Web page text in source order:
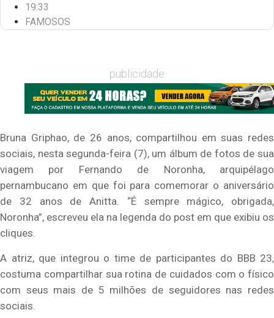
19:33
FAMOSOS
publicidade
Bruna Griphao, de 26 anos, compartilhou em suas redes
sociais, nesta segunda-feira (7), um álbum de fotos de sua
viagem por Fernando de Noronha, arquipélago
pernambucano em que foi para comemorar o aniversário
de 32 anos de Anitta. “É sempre mágico, obrigada,
Noronha”, escreveu ela na legenda do post em que exibiu os
cliques.
A atriz, que integrou o time de participantes do BBB 23,
costuma compartilhar sua rotina de cuidados com o físico
com seus mais de 5 milhões de seguidores nas redes
sociais.